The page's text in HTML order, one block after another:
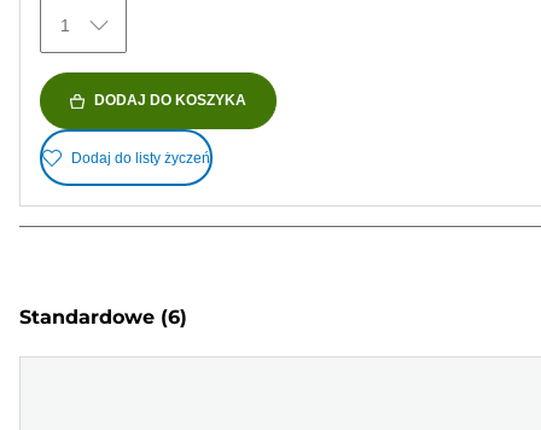
1
DODAJ DO KOSZYKA
Dodaj do listy życzeń
Standardowe (6)